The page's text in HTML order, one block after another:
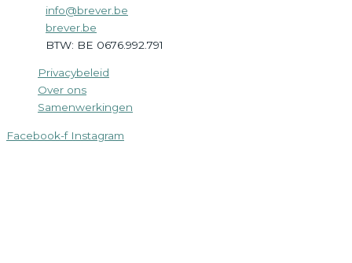
info@brever.be
brever.be
BTW: BE 0676.992.791
Privacybeleid
Over ons
Samenwerkingen
Facebook-f Instagram